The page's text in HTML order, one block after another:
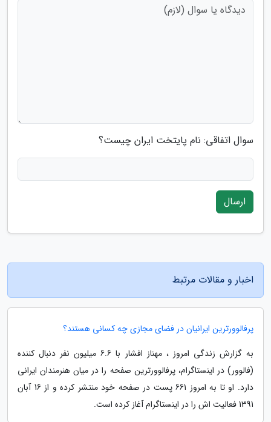
سوال اتفاقی: نام پایتخت ایران چیست؟
ارسال
اخبار و مقالات مرتبط
پرفالوورترین ایرانیان در فضای مجازی چه کسانی هستند؟
به گزارش زندگی امروز ، مهناز افشار با 6.6 میلیون نفر دنبال کننده
(فالوور) در اینستاگرام، پرفالوورترین صفحه را در میان هنرمندان ایرانی
دارد. او تا به امروز 661 پست در صفحه خود منتشر کرده و از 16 آبان
1391 فعالیت اش را در اینستاگرام آغاز کرده است.